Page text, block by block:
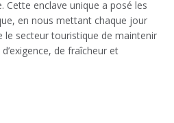
enclave unique a posé les
en nous mettant chaque jour
le secteur touristique de maintenir
de fraîcheur et